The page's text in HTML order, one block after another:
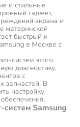
и стильные
гаджет,
экрана и
материнской
быстрый и
в Москве с
систем этого
диагностику,
с
запчастей. В
настройку
Samsung